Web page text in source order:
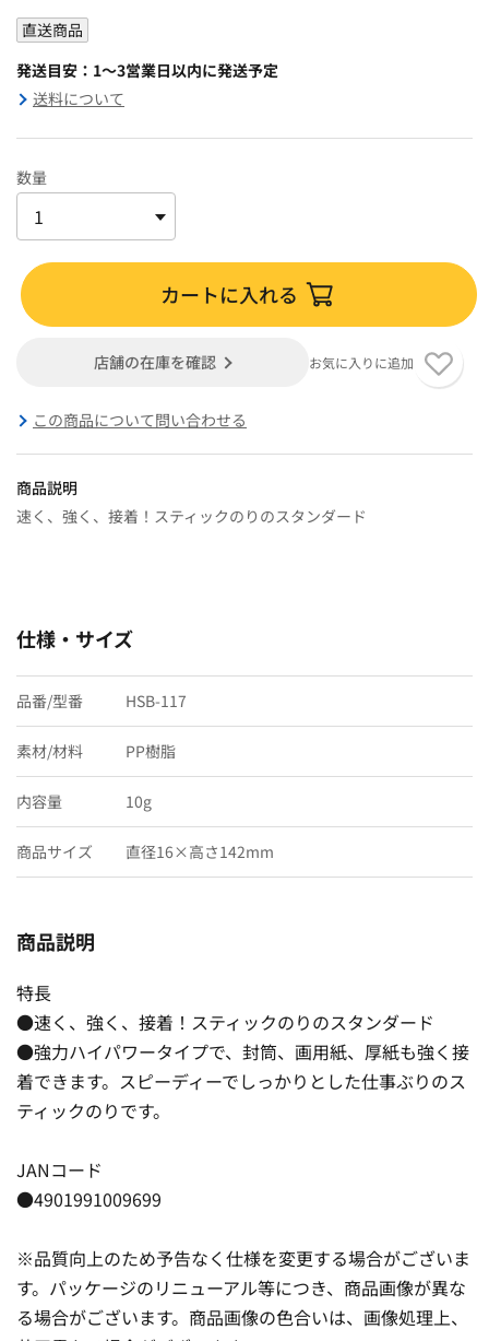
直送商品
発送目安：1～3営業日以内に発送予定
送料について
数量
カートに入れる
店舗の在庫を確認 お気に入りに追加
この商品について問い合わせる
商品説明
速く、強く、接着！スティックのりのスタンダード
仕様・サイズ
品番/型番 HSB-117
素材/材料 PP樹脂
内容量 10g
商品サイズ 直径16×高さ142mm
商品説明
特長
●速く、強く、接着！スティックのりのスタンダード
●強力ハイパワータイプで、封筒、画用紙、厚紙も強く接
着できます。スピーディーでしっかりとした仕事ぶりのス
ティックのりです。
JANコード
●4901991009699
※品質向上のため予告なく仕様を変更する場合がございま
す。パッケージのリニューアル等につき、商品画像が異な
る場合がございます。商品画像の色合いは、画像処理上、